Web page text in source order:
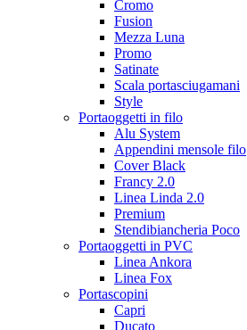
Cromo
Fusion
Mezza Luna
Promo
Satinate
Scala portasciugamani
Style
Portaoggetti in filo
Alu System
Appendini mensole filo
Cover Black
Francy 2.0
Linea Linda 2.0
Premium
Stendibiancheria Poco
Portaoggetti in PVC
Linea Ankora
Linea Fox
Portascopini
Capri
Ducato